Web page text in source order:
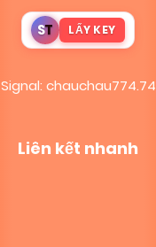
ST LẤY KEY
Signal: chauchau774.74
Liên kết nhanh